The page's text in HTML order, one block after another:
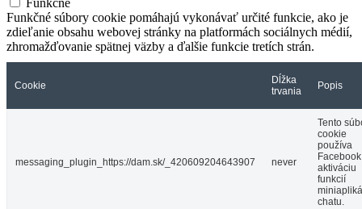
Funkčné
Funkčné súbory cookie pomáhajú vykonávať určité funkcie, ako je
zdieľanie obsahu webovej stránky na platformách sociálnych médií,
zhromažďovanie spätnej väzby a ďalšie funkcie tretích strán.
Cookie
Dĺžka
trvania
Popis
messaging_plugin_https://dam.sk/_420609204643907 never
Tento
cookie
používa
aktiváciu
funkcií
chatu.